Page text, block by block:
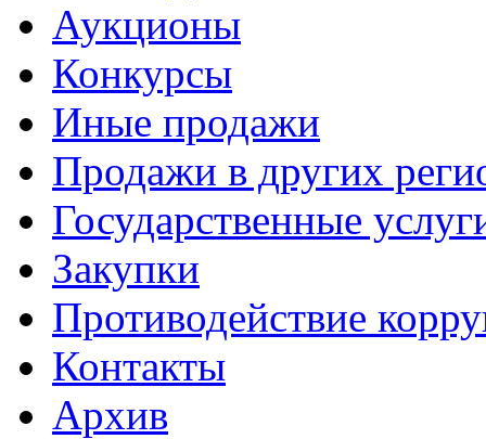
Аукционы
Конкурсы
Иные продажи
Продажи в других
Государственные
Закупки
Противодействие
Контакты
Архив